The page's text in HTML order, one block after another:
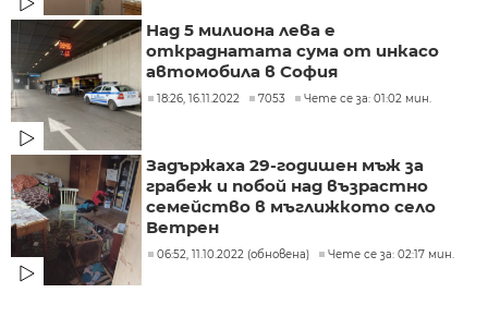
Над 5 милиона лева е
откраднатата сума от инкасо
автомобила в София
18:26, 16.11.2022 7053 Чете се за: 01:02 мин.
Задържаха 29-годишен мъж за
грабеж и побой над възрастно
семейство в мъглижкото село
Ветрен
06:52, 11.10.2022 (обновена) Чете се за: 02:17 мин.